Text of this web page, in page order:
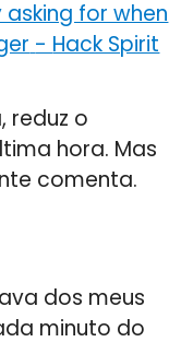
for when
-Hack Spirit
reduz o
hora. Mas
comenta.
dos meus
minuto do